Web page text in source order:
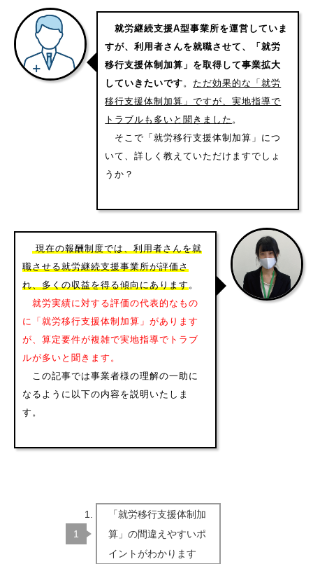
就労継続支援A型事業所を運営していま
すが、利用者さんを就職させて、「就労
移行支援体制加算」を取得して事業拡大
していきたいです 。 ただ効果的な「就労
移行支援体制加算」ですが、実地指導で
トラブルも多いと聞きました 。
そこで「就労移行支援体制加算」につ
いて、詳しく教えていただけますでしょ
うか？
現在の報酬制度では、利用者さんを就
職させる就労継続支援事業所が評価さ
れ、多くの収益を得る傾向にあります 。
就労実績に対する評価の代表的なもの
に「就労移行支援体制加算」があります
が、算定要件が複雑で実地指導でトラブ
ルが多いと聞きます。
この記事では事業者様の理解の一助に
なるように以下の内容を説明いたしま
す。
「就労移行支援体制加
算」の間違えやすいポ
イントがわかります